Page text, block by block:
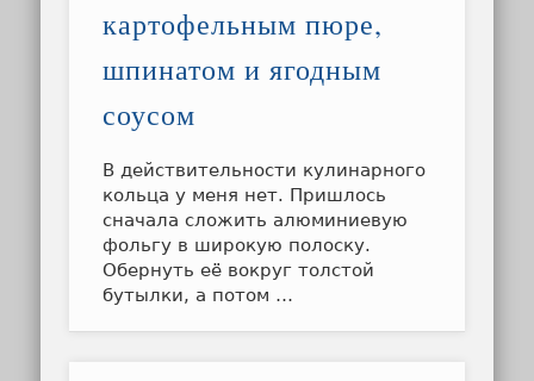
картофельным пюре,
шпинатом и ягодным
соусом
В действительности кулинарного
кольца у меня нет. Пришлось
сначала сложить алюминиевую
фольгу в широкую полоску.
Обернуть её вокруг толстой
бутылки, а потом …